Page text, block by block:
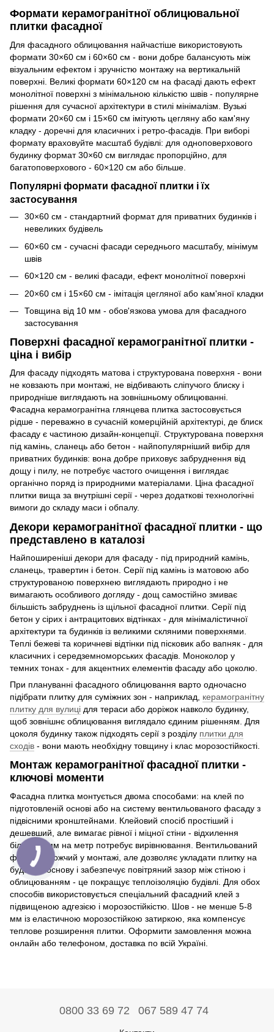
Формати керамогранітної облицювальної
плитки фасадної
Для фасадного облицювання найчастіше використовують
формати 30×60 см і 60×60 см - вони добре балансують між
візуальним ефектом і зручністю монтажу на вертикальній
поверхні. Великі формати 60×120 см на фасаді дають ефект
монолітної поверхні з мінімальною кількістю швів - популярне
рішення для сучасної архітектури в стилі мінімалізм. Вузькі
формати 20×60 см і 15×60 см імітують цегляну або кам'яну
кладку - доречні для класичних і ретро-фасадів. При виборі
формату враховуйте масштаб будівлі: для одноповерхового
будинку формат 30×60 см виглядає пропорційно, для
багатоповерхового - 60×120 см або більше.
Популярні формати фасадної плитки і їх
застосування
30×60 см - стандартний формат для приватних будинків і
невеликих будівель
60×60 см - сучасні фасади середнього масштабу, мінімум
швів
60×120 см - великі фасади, ефект монолітної поверхні
20×60 см і 15×60 см - імітація цегляної або кам'яної кладки
Товщина від 10 мм - обов'язкова умова для фасадного
застосування
Поверхні фасадної керамогранітної плитки -
ціна і вибір
Для фасаду підходять матова і структурована поверхня - вони
не ковзають при монтажі, не відбивають сліпучого блиску і
природніше виглядають на зовнішньому облицюванні.
Фасадна керамогранітна глянцева плитка застосовується
рідше - переважно в сучасній комерційній архітектурі, де блиск
фасаду є частиною дизайн-концепції. Структурована поверхня
під камінь, сланець або бетон - найпопулярніший вибір для
приватних будинків: вона добре приховує забруднення від
дощу і пилу, не потребує частого очищення і виглядає
органічно поряд із природними матеріалами. Ціна фасадної
плитки вища за внутрішні серії - через додаткові технологічні
вимоги до складу маси і обпалу.
Декори керамогранітної фасадної плитки - що
представлено в каталозі
Найпоширеніші декори для фасаду - під природний камінь,
сланець, травертин і бетон. Серії під камінь із матовою або
структурованою поверхнею виглядають природно і не
вимагають особливого догляду - дощ самостійно змиває
більшість забруднень із щільної фасадної плитки. Серії під
бетон у сірих і антрацитових відтінках - для мінімалістичної
архітектури та будинків із великими скляними поверхнями.
Теплі бежеві та коричневі відтінки під пісковик або вапняк - для
класичних і середземноморських фасадів. Моноколор у
темних тонах - для акцентних елементів фасаду або цоколю.
При плануванні фасадного облицювання варто одночасно
підібрати плитку для суміжних зон - наприклад, керамогранітну
плитку для вулиці для тераси або доріжок навколо будинку,
щоб зовнішнє облицювання виглядало єдиним рішенням. Для
цоколя будинку також підходять серії з розділу плитки для
сходів - вони мають необхідну товщину і клас морозостійкості.
Монтаж керамогранітної фасадної плитки -
ключові моменти
Фасадна плитка монтується двома способами: на клей по
підготовленій основі або на систему вентильованого фасаду з
підвісними кронштейнами. Клейовий спосіб простіший і
дешевший, але вимагає рівної і міцної стіни - відхилення
більше 5 мм на метр потребує вирівнювання. Вентильований
фасад дорожчий у монтажі, але дозволяє укладати плитку на
будь-яку основу і забезпечує повітряний зазор між стіною і
облицюванням - це покращує теплоізоляцію будівлі. Для обох
способів використовується спеціальний фасадний клей з
підвищеною адгезією і морозостійкістю. Шов - не менше 5-8
мм із еластичною морозостійкою затиркою, яка компенсує
теплове розширення плитки. Оформити замовлення можна
онлайн або телефоном, доставка по всій Україні.
0800 33 69 72 067 589 47 74